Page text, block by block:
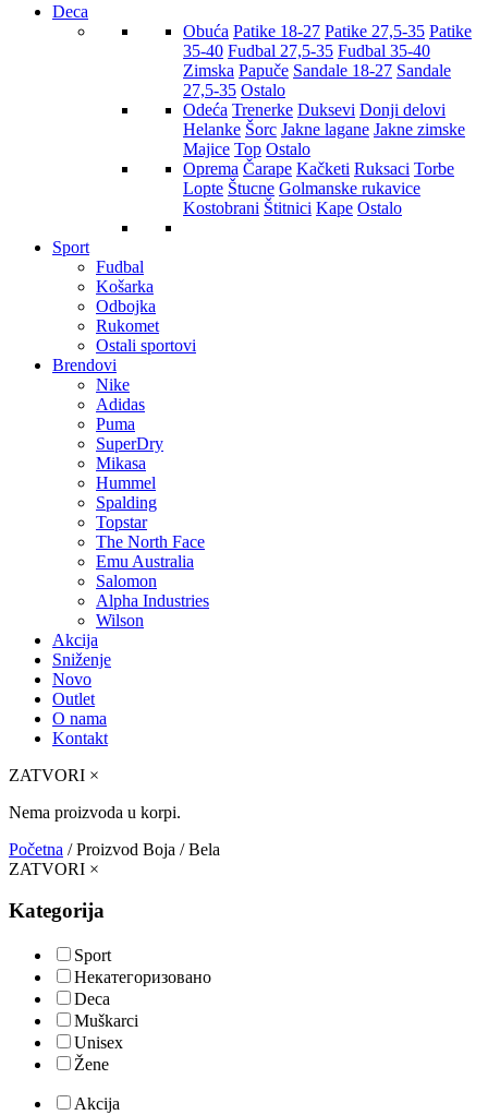
Deca
Obuća Patike 18-27 Patike 27,5-35 Patike
35-40 Fudbal 27,5-35 Fudbal 35-40
Zimska Papuče Sandale 18-27 Sandale
27,5-35 Ostalo
Odeća Trenerke Duksevi Donji delovi
Helanke Šorc Jakne lagane Jakne zimske
Majice Top Ostalo
Oprema Čarape Kačketi Ruksaci Torbe
Lopte Štucne Golmanske rukavice
Kostobrani Štitnici Kape Ostalo
Sport
Fudbal
Košarka
Odbojka
Rukomet
Ostali sportovi
Brendovi
Nike
Adidas
Puma
SuperDry
Mikasa
Hummel
Spalding
Topstar
The North Face
Emu Australia
Salomon
Alpha Industries
Wilson
Akcija
Sniženje
Novo
Outlet
O nama
Kontakt
ZATVORI ×
Nema proizvoda u korpi.
Početna / Proizvod Boja / Bela
ZATVORI ×
Kategorija
Sport
Некатегоризовано
Deca
Muškarci
Unisex
Žene
Akcija